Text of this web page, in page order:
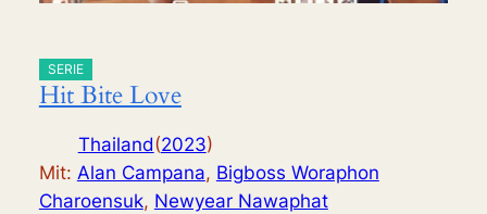
SERIE
Hit Bite Love
Thailand(2023)
Mit: Alan Campana, Bigboss Woraphon
Charoensuk, Newyear Nawaphat